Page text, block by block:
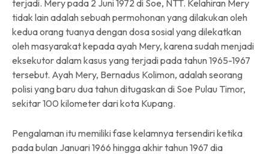
terjadi. Mery pada 2 Juni 1972 di Soe, NTT. Kelahiran Mery
tidak lain adalah sebuah permohonan yang dilakukan oleh
kedua orang tuanya dengan dosa sosial yang dilekatkan
oleh masyarakat kepada ayah Mery, karena sudah menjadi
eksekutor dalam kasus yang terjadi pada tahun 1965-1967
tersebut. Ayah Mery, Bernadus Kolimon, adalah seorang
polisi yang baru dua tahun ditugaskan di Soe Pulau Timor,
sekitar 100 kilometer dari kota Kupang.
Pengalaman itu memiliki fase kelamnya tersendiri ketika
pada bulan Januari 1966 hingga akhir tahun 1967 dia